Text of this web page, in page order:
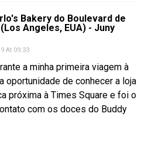
Bakery do Boulevard de
Angeles, EUA) - Juny
At 09:33
a minha primeira viagem à
oportunidade de conhecer a loja
próxima à Times Square e foi o
com os doces do Buddy